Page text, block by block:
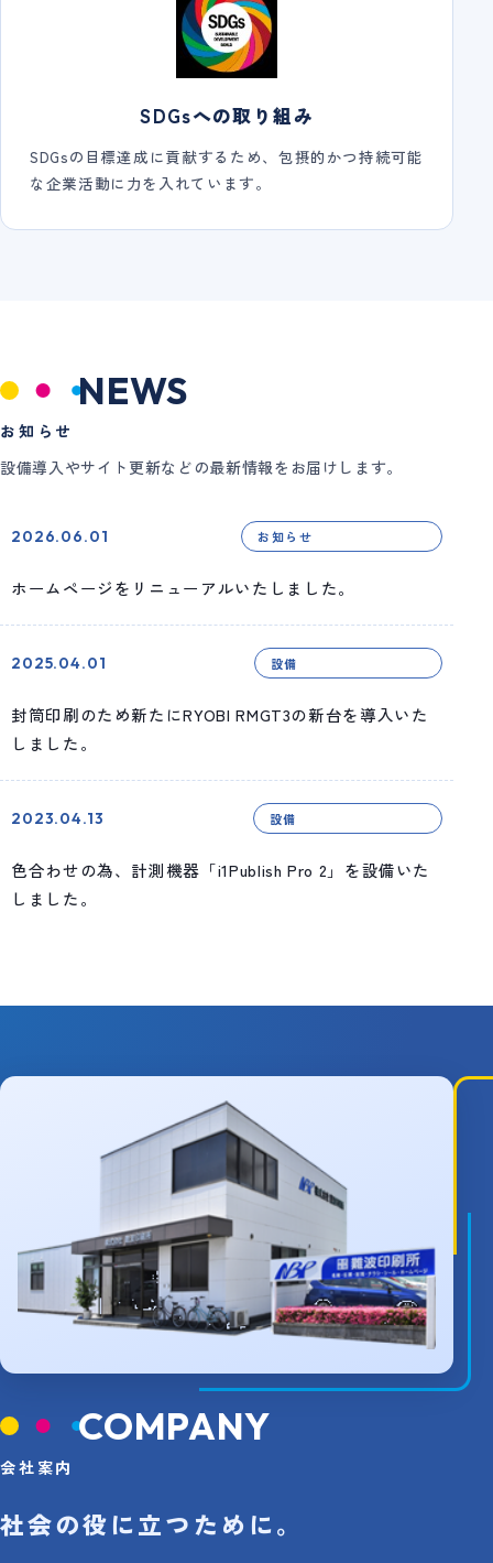
SDGsへの取り組み
SDGsの目標達成に貢献するため、包摂的かつ持続可能
な企業活動に力を入れています。
NEWS
お知らせ
設備導入やサイト更新などの最新情報をお届けします。
2026.06.01 お知らせ
ホームページをリニューアルいたしました。
2025.04.01 設備
封筒印刷のため新たにRYOBI RMGT3の新台を導入いた
しました。
2023.04.13 設備
色合わせの為、計測機器「i1Publish Pro 2」を設備いた
しました。
COMPANY
会社案内
社会の役に立つために。